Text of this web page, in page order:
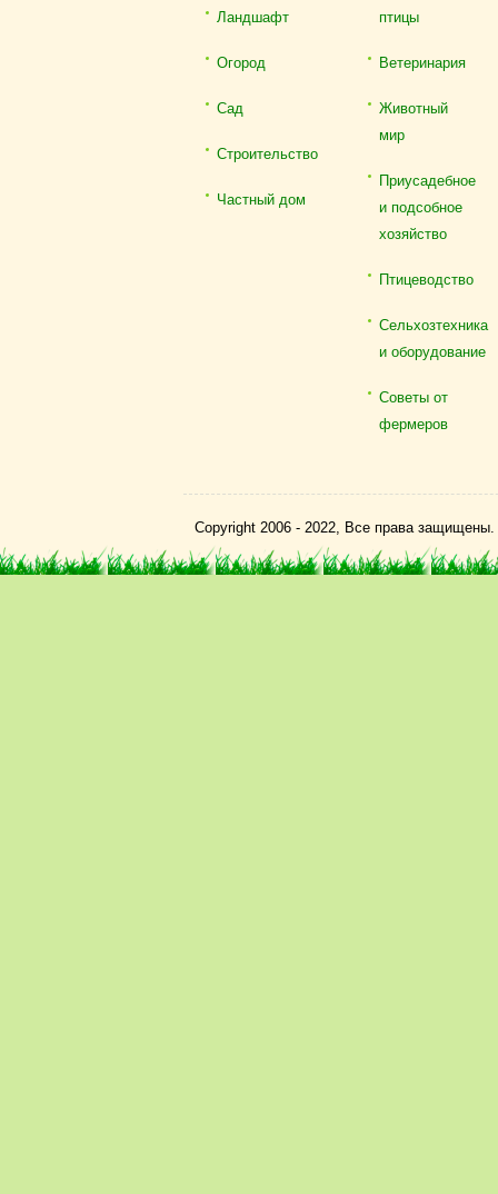
Ландшафт
Огород
Сад
Строительство
Частный дом
птицы
Ветеринария
Животный
мир
Приусадебное
и подсобное
хозяйство
Птицеводство
Сельхозтехника
и оборудование
Советы от
фермеров
Copyright 2006 - 2022, Все права защищены.